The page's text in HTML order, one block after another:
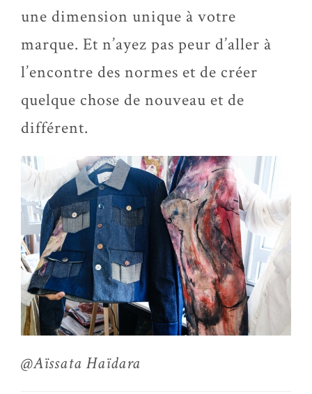
une dimension unique à votre
marque. Et n’ayez pas peur d’aller à
l’encontre des normes et de créer
quelque chose de nouveau et de
différent.
@Aïssata Haïdara